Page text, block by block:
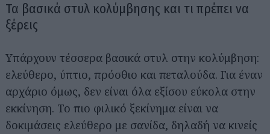
Τα βασικά στυλ κολύμβησης και τι πρέπει να
ξέρεις
Υπάρχουν τέσσερα βασικά στυλ στην κολύμβηση:
ελεύθερο, ύπτιο, πρόσθιο και πεταλούδα. Για έναν
αρχάριο όμως, δεν είναι όλα εξίσου εύκολα στην
εκκίνηση. Το πιο φιλικό ξεκίνημα είναι να
δοκιμάσεις ελεύθερο με σανίδα, δηλαδή να κινείς